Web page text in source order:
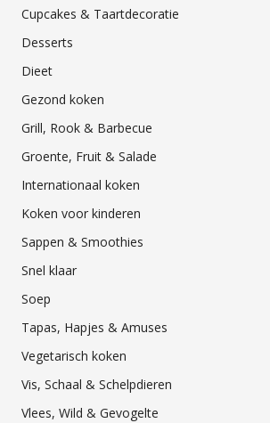
Cupcakes & Taartdecoratie
Desserts
Dieet
Gezond koken
Grill, Rook & Barbecue
Groente, Fruit & Salade
Internationaal koken
Koken voor kinderen
Sappen & Smoothies
Snel klaar
Soep
Tapas, Hapjes & Amuses
Vegetarisch koken
Vis, Schaal & Schelpdieren
Vlees, Wild & Gevogelte